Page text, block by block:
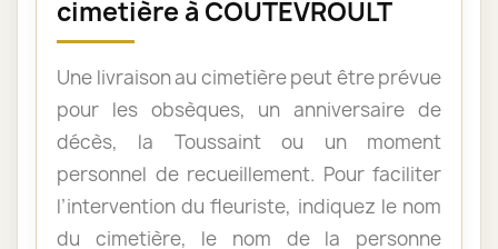
cimetière à COUTEVROULT
Une livraison au cimetière peut être prévue
pour les obsèques, un anniversaire de
décès, la Toussaint ou un moment
personnel de recueillement. Pour faciliter
l’intervention du fleuriste, indiquez le nom
du cimetière, le nom de la personne